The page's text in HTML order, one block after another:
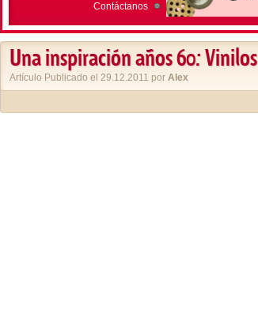
Contáctanos
Una inspiración años 60: Vinilos
Artículo Publicado el 29.12.2011 por Alex